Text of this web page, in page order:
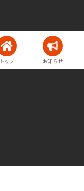
トップ お知らせ